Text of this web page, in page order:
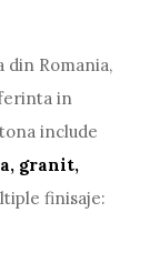
din Romania,
in
include
granit,
finisaje: